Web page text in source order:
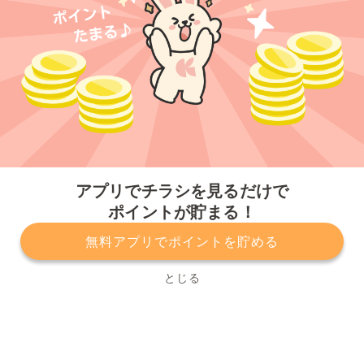
アプリでチラシを見るだけで
ポイントが貯まる！
無料アプリでポイントを貯める
とじる
プライバシーポリシー 利用規約
運営会社
サービスに関してのお問い合わせ